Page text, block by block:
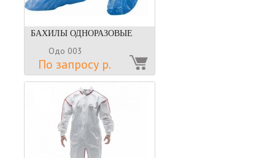
БАХИЛЫ ОДНОРАЗОВЫЕ
Одо 003
По запросу р.